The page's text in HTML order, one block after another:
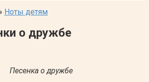
Ноты детям
о дружбе
Песенка о дружбе